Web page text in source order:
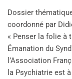
Dossier
coordonné par
« Penser la folie à
Émanation du
l’Association
la Psychiatrie est